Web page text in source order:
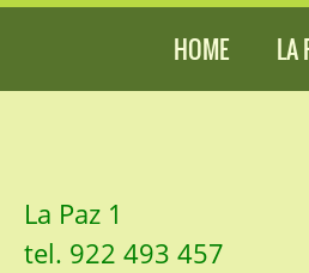
La Paz 1
tel. 922 493 457
HOME LA